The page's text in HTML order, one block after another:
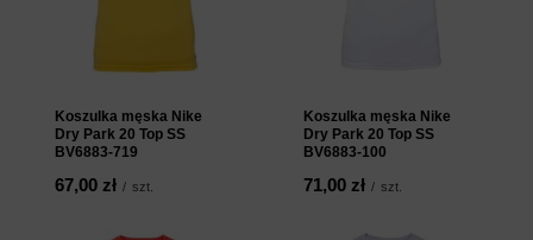
Koszulka męska Nike
Dry Park 20 Top SS
BV6883-719
67,00 zł / szt.
Koszulka męska Nike
Dry Park 20 Top SS
BV6883-100
71,00 zł / szt.